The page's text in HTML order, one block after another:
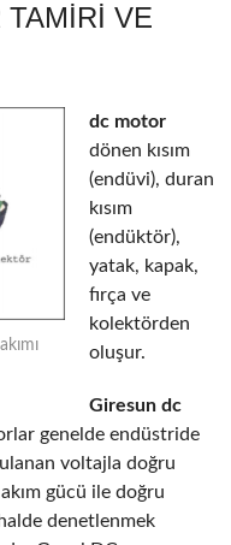
VE
dc motor
dönen kısım
(endüvi), duran
kısım
(endüktör),
yatak, kapak,
fırça ve
kolektörden
oluşur.
Giresun dc
genelde endüstride
voltajla doğru
gücü ile doğru
denetlenmek